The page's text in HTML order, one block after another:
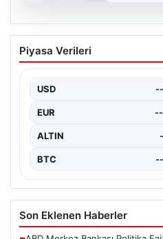
Kelebek.Org İle
Adresi Ve Chat
kurması büyük bir önem
Piyasa Verileri
USD --
EUR --
ALTIN
BTC --
Son Eklenen Haberler